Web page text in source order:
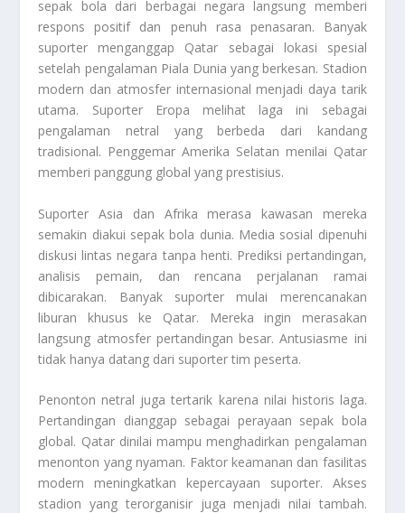
sepak bola dari berbagai negara langsung memberi
respons positif dan penuh rasa penasaran. Banyak
suporter menganggap Qatar sebagai lokasi spesial
setelah pengalaman Piala Dunia yang berkesan. Stadion
modern dan atmosfer internasional menjadi daya tarik
utama. Suporter Eropa melihat laga ini sebagai
pengalaman netral yang berbeda dari kandang
tradisional. Penggemar Amerika Selatan menilai Qatar
memberi panggung global yang prestisius.
Suporter Asia dan Afrika merasa kawasan mereka
semakin diakui sepak bola dunia. Media sosial dipenuhi
diskusi lintas negara tanpa henti. Prediksi pertandingan,
analisis pemain, dan rencana perjalanan ramai
dibicarakan. Banyak suporter mulai merencanakan
liburan khusus ke Qatar. Mereka ingin merasakan
langsung atmosfer pertandingan besar. Antusiasme ini
tidak hanya datang dari suporter tim peserta.
Penonton netral juga tertarik karena nilai historis laga.
Pertandingan dianggap sebagai perayaan sepak bola
global. Qatar dinilai mampu menghadirkan pengalaman
menonton yang nyaman. Faktor keamanan dan fasilitas
modern meningkatkan kepercayaan suporter. Akses
stadion yang terorganisir juga menjadi nilai tambah.